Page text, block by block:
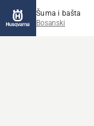
Šuma i bašta
Bosanski